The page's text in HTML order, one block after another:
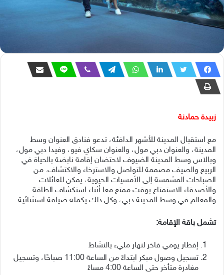
زبيدة حمادنة
مع استقبال المدينة للأشهر الدافئة، تدعو فنادق العنوان وسط
المدينة، والعنوان دبي مول، والعنوان سكاي فيو، وفيدا دبي مول،
وبالاس وسط المدينة الضيوف لاحتضان إقامة نابضة بالحياة في
الربيع والصيف مصممة للتواصل والاسترخاء والاكتشاف. من
الصباحات المشمسة إلى الأمسيات الحيوية، يمكن للعائلات
والأصدقاء الاستمتاع بوقت ممتع معا أثناء استكشاف الطاقة
والمعالم في وسط المدينة دبي، وكل ذلك يكمله ضيافة استثنائية.
تشمل باقة الإقامة:
إفطار يومي فاخر لنهار مليء بالنشاط
تسجيل وصول مبكر ابتداءً من الساعة 11:00 صباحًا، وتسجيل
مغادرة متأخر حتى الساعة 4:00 مساءً